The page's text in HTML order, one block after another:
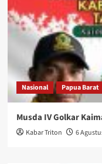
Nasional Papua Barat
Musda IV Golkar
Kabar Triton 6